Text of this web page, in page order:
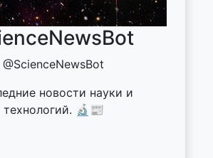
@ScienceNewsBot
новости науки и
технологий. 🔬📰